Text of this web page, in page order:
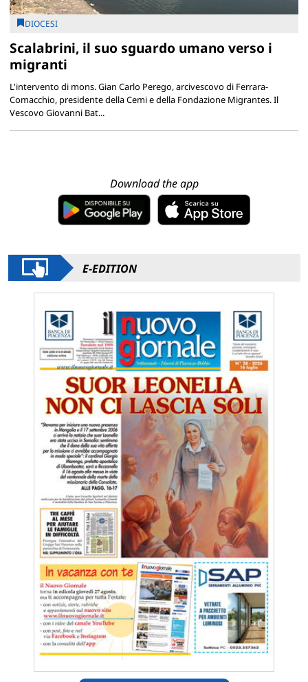
DIOCESI
Scalabrini, il suo sguardo umano verso i
migranti
L'intervento di mons. Gian Carlo Perego, arcivescovo di Ferrara-
Comacchio, presidente della Cemi e della Fondazione Migrantes. Il
Vescovo Giovanni Bat...
Download the app
E-EDITION